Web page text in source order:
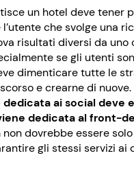
un hotel deve tener
che svolge una
risultati diversi da uno
se gli utenti
dimenticare tutte le
e crearne di
ai social deve
dedicata al front-
dovrebbe essere
gli stessi servizi ai